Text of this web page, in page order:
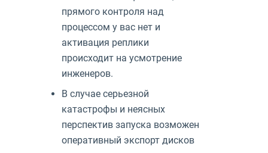
прямого контроля над
процессом у вас нет и
активация реплики
происходит на усмотрение
инженеров.
В случае серьезной
катастрофы и неясных
перспектив запуска возможен
оперативный экспорт дисков